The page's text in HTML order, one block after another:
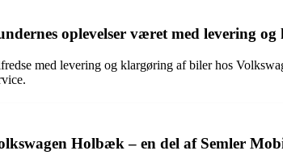
oplevelser været med levering
med levering og klargøring af biler hos
Holbæk – en del af Semler